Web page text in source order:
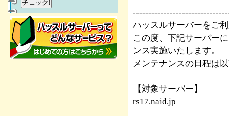
ハッスルサーバーをご
この度、下記サーバー
ンス実施いたします。
メンテナンスの日程は
【対象サーバー】
rs17.naid.jp